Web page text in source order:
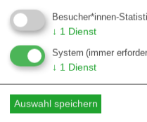
Über W&F
Informationsstelle
Besucher*innen-
↓ 1 Dienst
System (immer
↓ 1 Dienst
Auswahl speichern